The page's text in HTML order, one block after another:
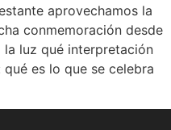
aprovechamos la
conmemoración desde
luz qué interpretación
es lo que se celebra